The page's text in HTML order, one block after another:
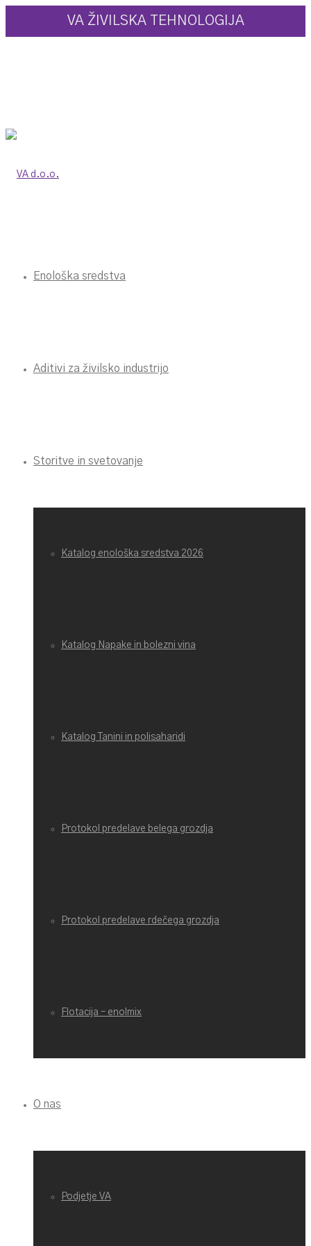
VA ŽIVILSKA TEHNOLOGIJA
Enološka sredstva
Aditivi za živilsko industrijo
Storitve in svetovanje
Katalog enološka sredstva 2026
Katalog Napake in bolezni vina
Katalog Tanini in polisaharidi
Protokol predelave belega grozdja
Protokol predelave rdečega grozdja
Flotacija – enolmix
O nas
Podjetje VA